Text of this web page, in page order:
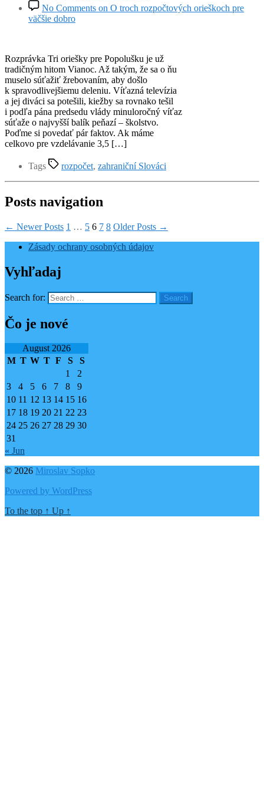
No Comments on O troch rozpočtových orieškoch pre
väčšie dobro
Rozprávka Tri oriešky pre Popolušku je už
tradičným hitom Vianoc. Až takým, že sa o ňu
muselo súťažiť žrebovaním, aby došlo
k spravodlivejšiemu deleniu. Víťazná televízia
a jej diváci sa potešili, kiežby sa rovnako tešil
i podľa pána predsedu vlády minuloročný víťaz
súťaže o najvyšší balík peňazí – školstvo.
Poďme si povedať pár faktov. Ak máme
celkovo pre vzdelávanie 3,5 […]
Tags rozpočet, zahraniční Slováci
Posts navigation
← NewerPosts 1 … 5 6 7 8 OlderPosts →
Zásady ochrany osobných údajov
Vyhľadaj
Search for:
Čo je nové
August 2026
M T W T F S
S
1
2
3
4 5 6 7 8
9
10 11 12 13 14 15 16
17 18 19 20 21 22 23
24 25 26 27 28 29 30
31
« Jun
© 2026 Miroslav Sopko
Powered by WordPress
To the top ↑ Up ↑